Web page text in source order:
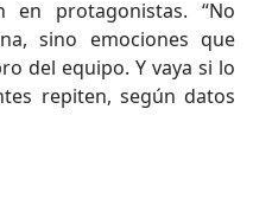
en protagonistas. “No
sino emociones que
del equipo. Y vaya si lo
repiten, según datos